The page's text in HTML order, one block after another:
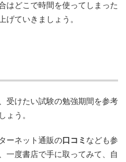
はどこで時間を使ってしまった
げていきましょう。
受けたい試験の勉強期間を参考
ょう。
ーネット通販の口コミ なども参
一度書店で手に取ってみて、自